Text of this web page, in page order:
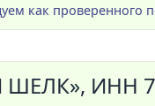
как проверенного
ИНН